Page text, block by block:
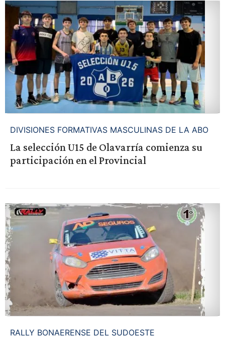
DIVISIONES FORMATIVAS MASCULINAS DE LA ABO
La selección U15 de Olavarría comienza su
participación en el Provincial
RALLY BONAERENSE DEL SUDOESTE